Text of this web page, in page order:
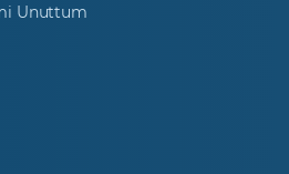
Unuttum